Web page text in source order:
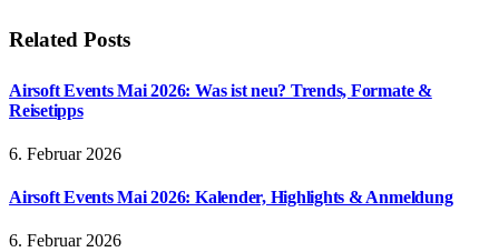
Related Posts
Airsoft Events Mai 2026: Was ist neu? Trends, Formate &
Reisetipps
6. Februar 2026
Airsoft Events Mai 2026: Kalender, Highlights & Anmeldung
6. Februar 2026